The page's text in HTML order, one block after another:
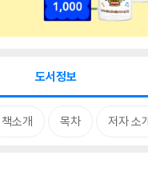
도서정보
책소개 목차 저자 소